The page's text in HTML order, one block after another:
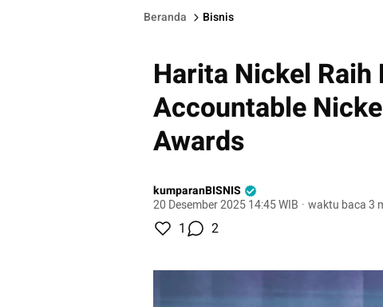
Beranda Bisnis
Harita Nickel Raih
Accountable
Awards
kumparanBISNIS
20 Desember 2025 14:45 WIB · waktu baca 3
1 2